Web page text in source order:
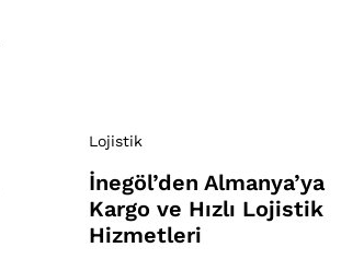
Lojistik
İnegöl’den Almanya’ya
Kargo ve Hızlı Lojistik
Hizmetleri